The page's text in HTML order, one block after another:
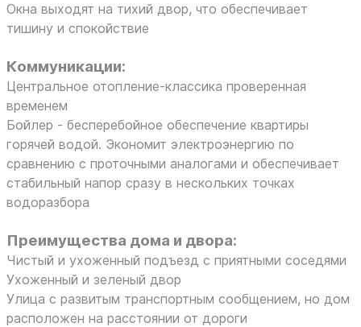
Окна выходят на тихий двор, что обеспечивает
тишину и спокойствие
Коммуникации:
Центральное отопление-классика проверенная
временем
Бойлер - бесперебойное обеспечение квартиры
горячей водой. Экономит электроэнергию по
сравнению с проточными аналогами и обеспечивает
стабильный напор сразу в нескольких точках
водоразбора
Преимущества дома и двора:
Чистый и ухоженный подъезд с приятными соседями
Ухоженный и зеленый двор
Улица с развитым транспортным сообщением, но дом
расположен на расстоянии от дороги